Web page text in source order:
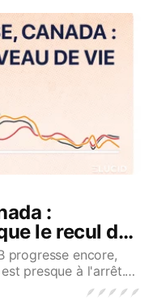
:
le recul du
progresse encore,
presque à l'arrêt.
🪶 🪶 🪶 🪶 🪶